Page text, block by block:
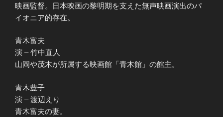
映画監督。日本映画の黎明期を支えた無声映画演出のパ
イオニア的存在。
青木富夫
演 – 竹中直人
山岡や茂木が所属する映画館「青木館」の館主。
青木豊子
演 – 渡辺えり
青木富夫の妻。